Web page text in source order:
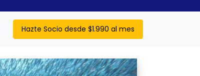
Hazte Socio desde $1.990 al mes